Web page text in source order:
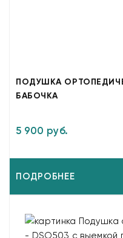
ПОДУШКА
БАБОЧКА
5 900 руб.
ПОДРОБНЕЕ